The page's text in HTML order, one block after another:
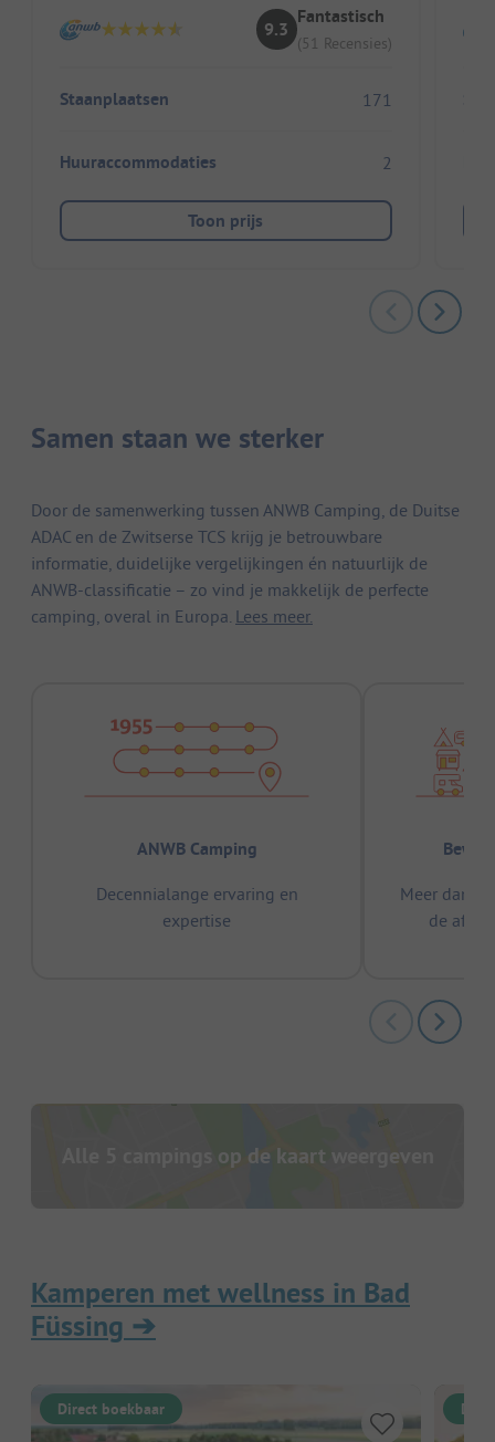
9.3
Fantastisch
(51 Recensies)
Staanplaatsen 171
Huuraccommodaties 2
Toon prijs
Samen staan we sterker
Door de samenwerking tussen ANWB Camping, de Duitse
ADAC en de Zwitserse TCS krijg je betrouwbare
informatie, duidelijke vergelijkingen én natuurlijk de
ANWB-classificatie – zo vind je makkelijk de perfecte
camping, overal in Europa. Lees meer.
ANWB Camping
Decennialange ervaring en
expertise
Meer dan
de
Alle 5 campings op de kaart weergeven
Kamperen met wellness in Bad
Füssing ➔
Direct boekbaar